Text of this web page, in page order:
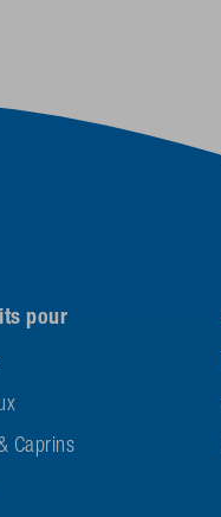
pour
Caprins